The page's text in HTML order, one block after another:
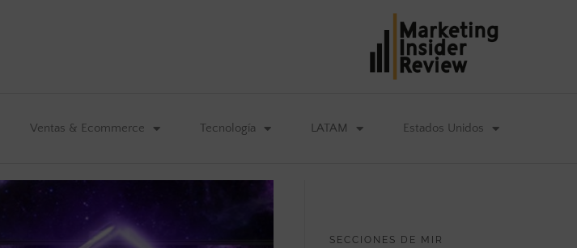
Ventas & Ecommerce Tecnología LATAM Estados Unidos
SECCIONES DE MIR